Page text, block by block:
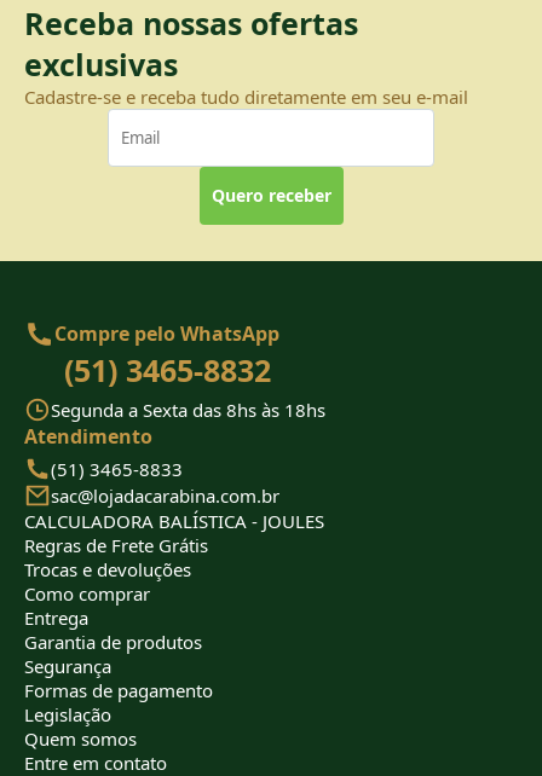
Receba nossas ofertas
exclusivas
Cadastre-se e receba tudo diretamente em seu e-mail
Quero receber
Compre pelo WhatsApp
(51) 3465-8832
Segunda a Sexta das 8hs às 18hs
Atendimento
(51) 3465-8833
sac@lojadacarabina.com.br
CALCULADORA BALÍSTICA - JOULES
Regras de Frete Grátis
Trocas e devoluções
Como comprar
Entrega
Garantia de produtos
Segurança
Formas de pagamento
Legislação
Quem somos
Entre em contato